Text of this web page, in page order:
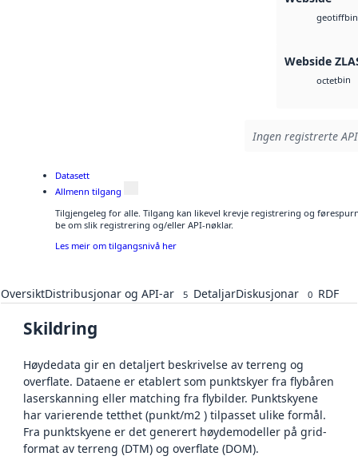
geotiffbin
Webside
octetbin
Ingen registrerte
Datasett
Allmenn tilgang
Tilgjengeleg for alle. Tilgang kan likevel krevje registrering og
be om slik registrering og/eller API-nøklar.
Les meir om tilgangsnivå her
OversiktDistribusjonar og API-ar 5 DetaljarDiskusjonar 0 RDF
Skildring
Høydedata gir en detaljert beskrivelse av terreng og
overflate. Dataene er etablert som punktskyer fra flybåren
laserskanning eller matching fra flybilder. Punktskyene
har varierende tetthet (punkt/m2 ) tilpasset ulike formål.
Fra punktskyene er det generert høydemodeller på grid-
format av terreng (DTM) og overflate (DOM).